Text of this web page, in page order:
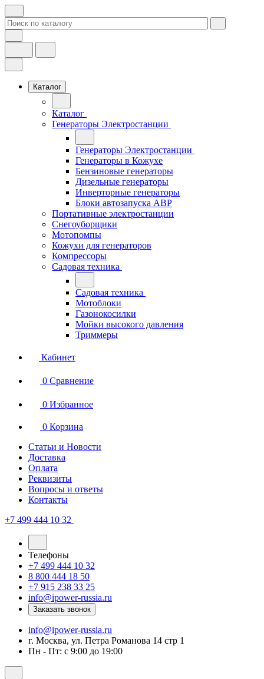
Каталог
Каталог
Генераторы Электростанции
Генераторы Электростанции
Генераторы в Кожухе
Бензиновые генераторы
Дизельные генераторы
Инверторные генераторы
Блоки автозапуска АВР
Портативные электростанции
Снегоуборщики
Мотопомпы
Кожухи для генераторов
Компрессоры
Садовая техника
Садовая техника
Мотоблоки
Газонокосилки
Мойки высокого давления
Триммеры
Кабинет
0 Сравнение
0 Избранное
0 Корзина
Статьи и Новости
Доставка
Оплата
Реквизиты
Вопросы и ответы
Контакты
+7 499 444 10 32
Телефоны
+7 499 444 10 32
8 800 444 18 50
+7 915 238 33 25
info@ipower-russia.ru
Заказать звонок
info@ipower-russia.ru
г. Москва, ул. Петра Романова 14 стр 1
Пн - Пт: с 9:00 до 19:00